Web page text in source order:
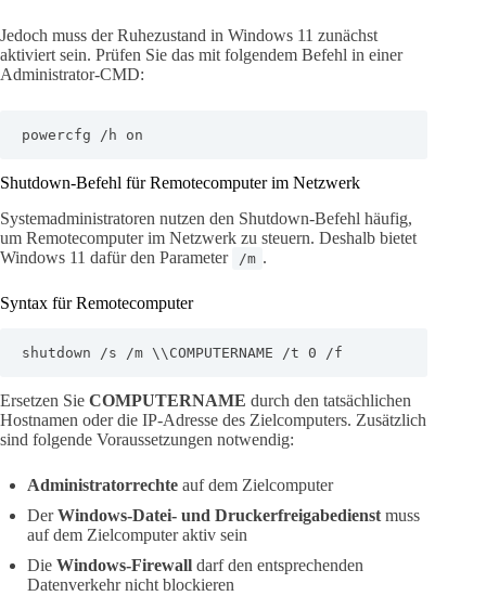
Jedoch muss der Ruhezustand in Windows 11 zunächst
aktiviert sein. Prüfen Sie das mit folgendem Befehl in einer
Administrator-CMD:
powercfg /h on
Shutdown-Befehl für Remotecomputer im Netzwerk
Systemadministratoren nutzen den Shutdown-Befehl häufig,
um Remotecomputer im Netzwerk zu steuern. Deshalb bietet
Windows 11 dafür den Parameter
/m .
Syntax für Remotecomputer
shutdown /s /m \\COMPUTERNAME /t 0 /f
Ersetzen Sie COMPUTERNAME durch den tatsächlichen
Hostnamen oder die IP-Adresse des Zielcomputers. Zusätzlich
sind folgende Voraussetzungen notwendig:
Administratorrechte auf dem Zielcomputer
DerWindows-Datei- und Druckerfreigabedienstmuss
auf dem Zielcomputer aktiv sein
Die Windows-Firewall darf den entsprechenden
Datenverkehr nicht blockieren